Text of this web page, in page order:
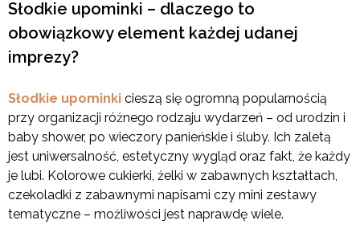
Słodkie upominki – dlaczego to
obowiązkowy element każdej udanej
imprezy?
Słodkie upominki cieszą się ogromną popularnością
przy organizacji różnego rodzaju wydarzeń – od urodzin i
baby shower, po wieczory panieńskie i śluby. Ich zaletą
jest uniwersalność, estetyczny wygląd oraz fakt, że każdy
je lubi. Kolorowe cukierki, żelki w zabawnych kształtach,
czekoladki z zabawnymi napisami czy mini zestawy
tematyczne – możliwości jest naprawdę wiele.